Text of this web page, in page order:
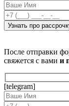
После отправки
свяжется с вами и
[telegram]